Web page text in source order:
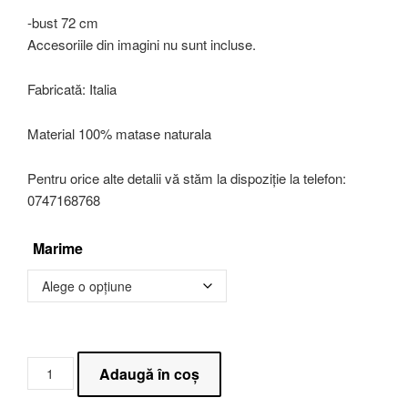
-bust 72 cm
Accesoriile din imagini nu sunt incluse.
Fabricată: Italia
Material 100% matase naturala
Pentru orice alte detalii vă stăm la dispoziție la telefon:
0747168768
Marime
Adaugă în coș